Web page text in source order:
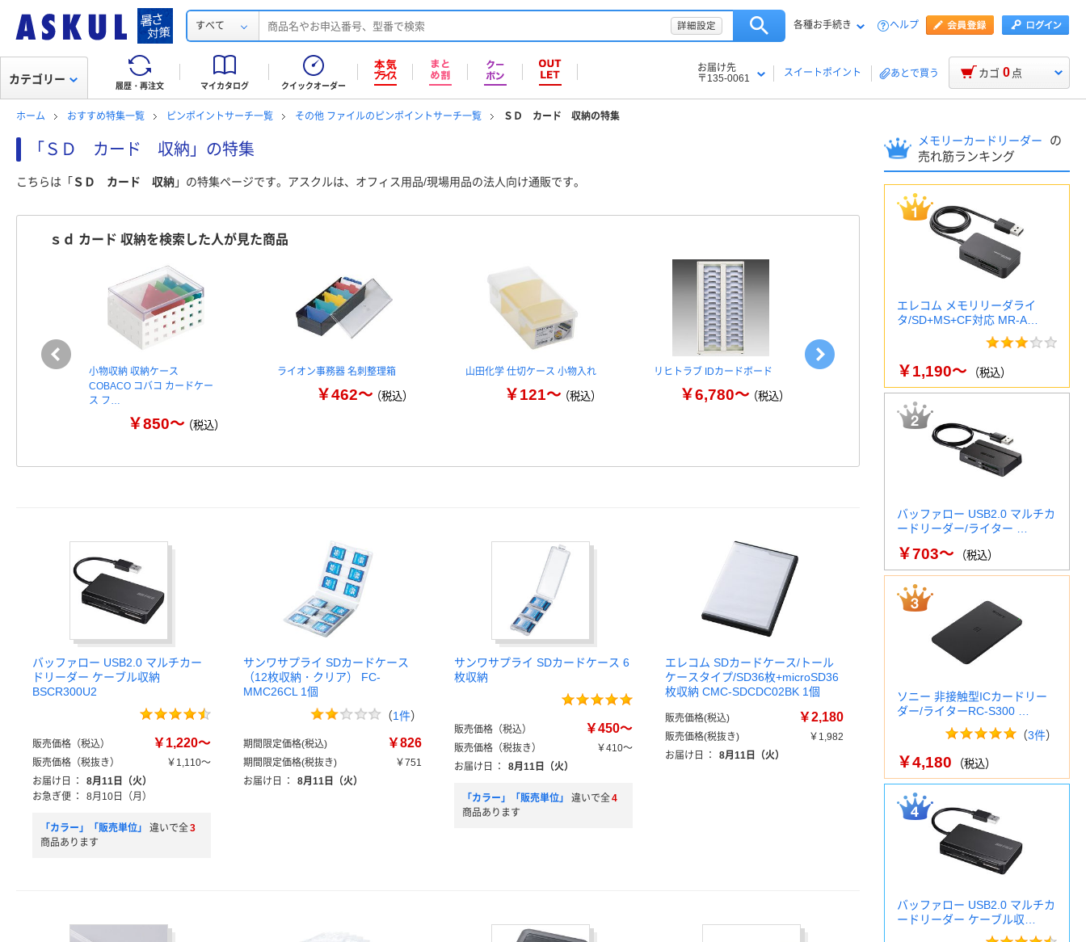
すべて 詳細設定 各種お手続き ヘルプ
履歴・再注文 マイカタログ クイックオーダー
お届け先
〒135-0061
スイートポイント あとで買う
カテゴリー カゴ 0 点
ホーム おすすめ特集一覧 ピンポイントサーチ一覧 その他 ファイルのピンポイントサーチ一覧 ＳＤ カード 収納の特集
「ＳＤ カード 収納」の特集
こちらは「 ＳＤ カード 収納」の特集ページです。アスクルは、オフィス用品/現場用品の法人向け通販です。
ｓｄ カード 収納を検索した人が見た商品
小物収納 収納ケース
COBACO コバコ カードケー
ス フ…
￥850～（税込）
ライオン事務器 名刺整理箱
￥462～（税込）
山田化学 仕切ケース 小物入れ
￥121～（税込）
リヒトラブ IDカードボード
￥6,780～（税込）
ライフモジュール オーガナイ
ザー 吉川国工業所
￥1,435～（税込）
ース
バッファロー USB2.0 マルチカー
ドリーダー ケーブル収納
BSCR300U2
販売価格（税込） ￥1,220～
販売価格（税抜き）
￥1,110～
お届け日
：
8月11日（火）
お急ぎ便 ： 8月10日（月）
「カラー」「販売単位」 違いで全3
商品あります
サンワサプライ SDカードケース
（12枚収納・クリア） FC-
MMC26CL 1個
（1件）
期間限定価格(税込) ￥826
期間限定価格(税抜き)
￥751
お届け日
： 8月11日（火）
サンワサプライ SDカードケース 6
枚収納
販売価格（税込） ￥450～
販売価格（税抜き）
￥410～
お届け日
： 8月11日（火）
「カラー」「販売単位」 違いで全4
商品あります
エレコム SDカードケース/トール
ケースタイプ/SD36枚+microSD36
枚収納 CMC-SDCDC02BK 1個
販売価格(税込) ￥2,180
販売価格(税抜き)
￥1,982
お届け日
： 8月11日（火）
メモリーカードリーダー
の
売れ筋ランキング
エレコム メモリリーダライ
タ/SD+MS+CF対応 MR-A…
￥1,190～ （税込）
バッファロー USB2.0 マルチカ
ードリーダー/ライター …
￥703～ （税込）
ソニー 非接触型ICカードリー
ダー/ライターRC-S300 …
（3件）
￥4,180 （税込）
バッファロー USB2.0 マルチカ
ードリーダー ケーブル収…